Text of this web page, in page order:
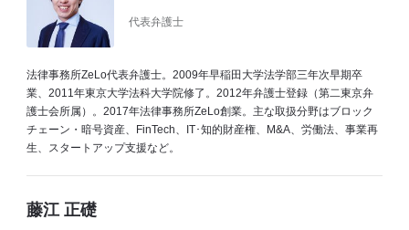
代表弁護士
法律事務所ZeLo代表弁護士。2009年早稲田大学法学部三年次早期卒
業、2011年東京大学法科大学院修了。2012年弁護士登録（第二東京弁
護士会所属）。2017年法律事務所ZeLo創業。主な取扱分野はブロック
チェーン・暗号資産、FinTech、IT･知的財産権、M&A、労働法、事業再
生、スタートアップ支援など。
藤江 正礎